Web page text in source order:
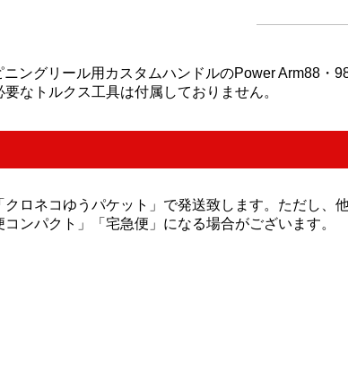
ニングリール用カスタムハンドルのPower Arm88・
なトルクス工具は付属しておりません。
クロネコゆうパケット」で発送致します。ただし、
コンパクト」「宅急便」になる場合がございます。